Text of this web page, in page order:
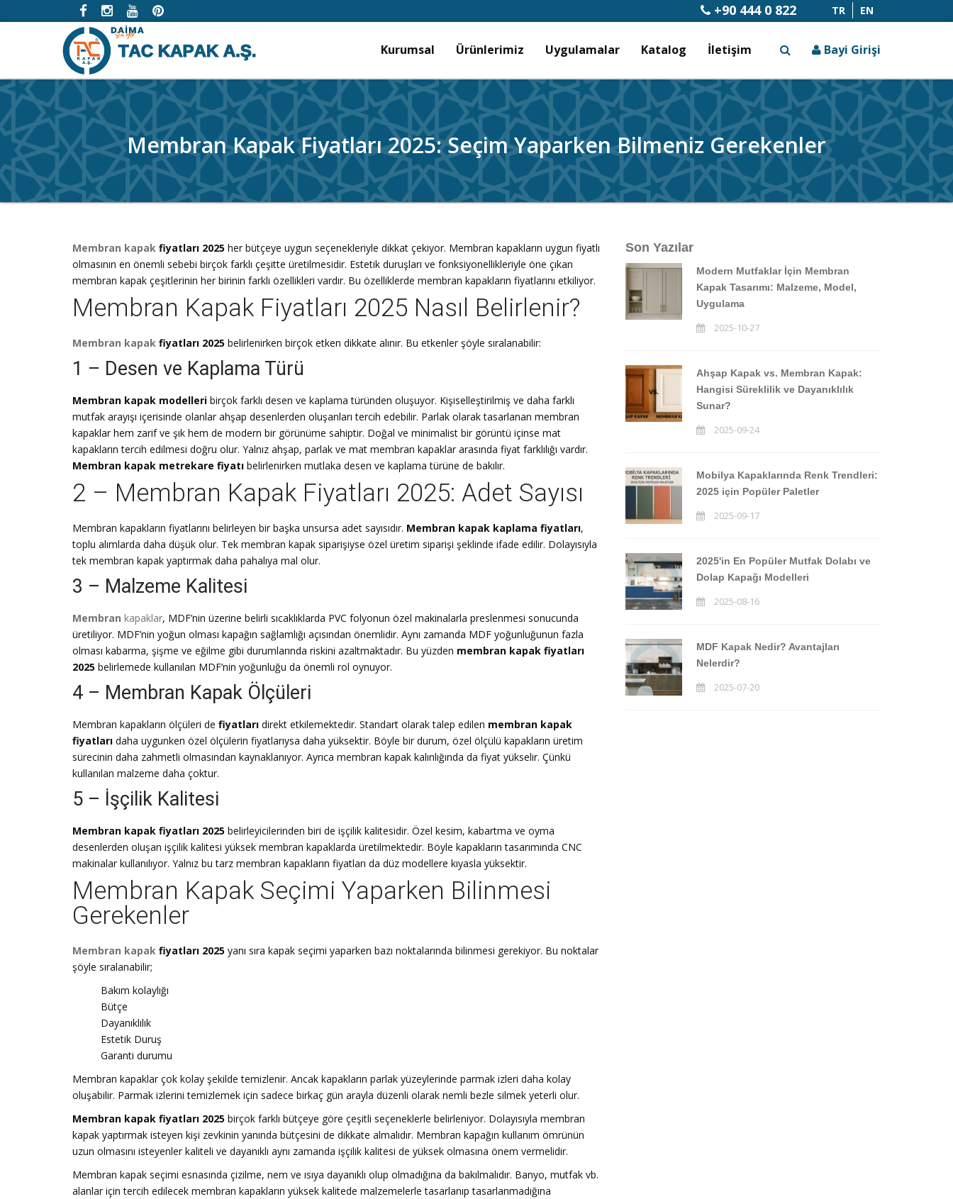
+90 444 0 822 TR EN
x
Bayi Girişi
Kurumsal Ürünlerimiz Uygulamalar Katalog İletişim
Membran Kapak Fiyatları 2025: Seçim Yaparken Bilmeniz Gerekenler
Membran kapak fiyatları 2025 her bütçeye uygun seçenekleriyle dikkat çekiyor. Membran kapakların uygun fiyatlı
olmasının en önemli sebebi birçok farklı çeşitte üretilmesidir. Estetik duruşları ve fonksiyonellikleriyle öne çıkan
membran kapak çeşitlerinin her birinin farklı özellikleri vardır. Bu özelliklerde membran kapakların fiyatlarını etkiliyor.
Membran Kapak Fiyatları 2025 Nasıl Belirlenir?
Membran kapak fiyatları 2025 belirlenirken birçok etken dikkate alınır. Bu etkenler şöyle sıralanabilir:
1 – Desen ve Kaplama Türü
Membran kapak modelleri birçok farklı desen ve kaplama türünden oluşuyor. Kişiselleştirilmiş ve daha farklı
mutfak arayışı içerisinde olanlar ahşap desenlerden oluşanları tercih edebilir. Parlak olarak tasarlanan membran
kapaklar hem zarif ve şık hem de modern bir görünüme sahiptir. Doğal ve minimalist bir görüntü içinse mat
kapakların tercih edilmesi doğru olur. Yalnız ahşap, parlak ve mat membran kapaklar arasında fiyat farklılığı vardır.
Membran kapak metrekare fiyatı belirlenirken mutlaka desen ve kaplama türüne de bakılır.
2 – Membran Kapak Fiyatları 2025: Adet Sayısı
Membran kapakların fiyatlarını belirleyen bir başka unsursa adet sayısıdır. Membran kapak kaplama fiyatları,
toplu alımlarda daha düşük olur. Tek membran kapak siparişiyse özel üretim siparişi şeklinde ifade edilir. Dolayısıyla
tek membran kapak yaptırmak daha pahalıya mal olur.
3 – Malzeme Kalitesi
Membran kapaklar, MDF’nin üzerine belirli sıcaklıklarda PVC folyonun özel makinalarla preslenmesi sonucunda
üretiliyor. MDF’nin yoğun olması kapağın sağlamlığı açısından önemlidir. Aynı zamanda MDF yoğunluğunun fazla
olması kabarma, şişme ve eğilme gibi durumlarında riskini azaltmaktadır. Bu yüzden membran kapak fiyatları
2025 belirlemede kullanılan MDF’nin yoğunluğu da önemli rol oynuyor.
4 – Membran Kapak Ölçüleri
Membran kapakların ölçüleri de fiyatları direkt etkilemektedir. Standart olarak talep edilen membran kapak
fiyatları daha uygunken özel ölçülerin fiyatlarıysa daha yüksektir. Böyle bir durum, özel ölçülü kapakların üretim
sürecinin daha zahmetli olmasından kaynaklanıyor. Ayrıca membran kapak kalınlığında da fiyat yükselir. Çünkü
kullanılan malzeme daha çoktur.
5 – İşçilik Kalitesi
Membran kapak fiyatları 2025 belirleyicilerinden biri de işçilik kalitesidir. Özel kesim, kabartma ve oyma
desenlerden oluşan işçilik kalitesi yüksek membran kapaklarda üretilmektedir. Böyle kapakların tasarımında CNC
makinalar kullanılıyor. Yalnız bu tarz membran kapakların fiyatları da düz modellere kıyasla yüksektir.
Membran Kapak Seçimi Yaparken Bilinmesi
Gerekenler
Membran kapak fiyatları 2025 yanı sıra kapak seçimi yaparken bazı noktalarında bilinmesi gerekiyor. Bu noktalar
şöyle sıralanabilir;
Bakım kolaylığı
Bütçe
Dayanıklılık
Estetik Duruş
Garanti durumu
Membran kapaklar çok kolay şekilde temizlenir. Ancak kapakların parlak yüzeylerinde parmak izleri daha kolay
oluşabilir. Parmak izlerini temizlemek için sadece birkaç gün arayla düzenli olarak nemli bezle silmek yeterli olur.
Membran kapak fiyatları 2025 birçok farklı bütçeye göre çeşitli seçeneklerle belirleniyor. Dolayısıyla membran
kapak yaptırmak isteyen kişi zevkinin yanında bütçesini de dikkate almalıdır. Membran kapağın kullanım ömrünün
uzun olmasını isteyenler kaliteli ve dayanıklı aynı zamanda işçilik kalitesi de yüksek olmasına önem vermelidir.
Membran kapak seçimi esnasında çizilme, nem ve ısıya dayanıklı olup olmadığına da bakılmalıdır. Banyo, mutfak vb.
alanlar için tercih edilecek membran kapakların yüksek kalitede malzemelerle tasarlanıp tasarlanmadığına
Son Yazılar
Modern Mutfaklar İçin Membran
Kapak Tasarımı: Malzeme, Model,
Uygulama
2025-10-27
Ahşap Kapak vs. Membran Kapak:
Hangisi Süreklilik ve Dayanıklılık
Sunar?
2025-09-24
Mobilya Kapaklarında Renk Trendleri:
2025 için Popüler Paletler
2025-09-17
2025'in En Popüler Mutfak Dolabı ve
Dolap Kapağı Modelleri
2025-08-16
MDF Kapak Nedir? Avantajları
Nelerdir?
2025-07-20